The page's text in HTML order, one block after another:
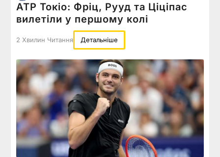
ATP Токіо: Фріц, Рууд та Ціціпас
вилетіли у першому колі
2 Хвилин Читання Детальніше